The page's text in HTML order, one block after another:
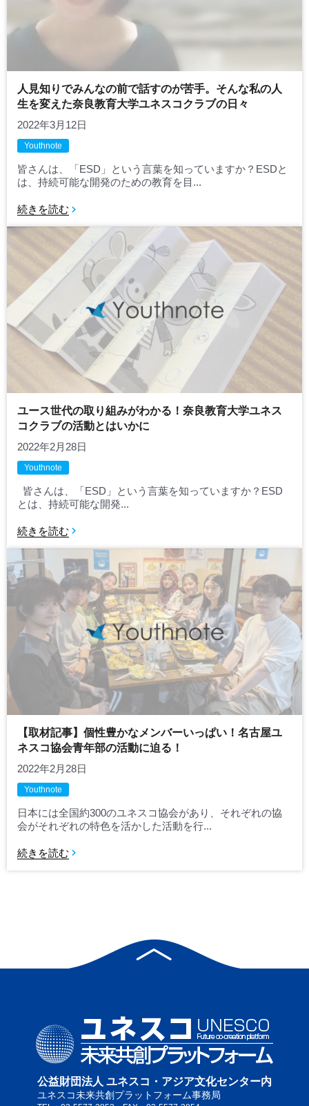
人見知りでみんなの前で話すのが苦手。そんな私の人
生を変えた奈良教育大学ユネスコクラブの日々
2022年3月12日
Youthnote
皆さんは、「ESD」という言葉を知っていますか？ESDと
は、持続可能な開発のための教育を目...
続きを読む
ユース世代の取り組みがわかる！奈良教育大学ユネス
コクラブの活動とはいかに
2022年2月28日
Youthnote
皆さんは、「ESD」という言葉を知っていますか？ESD
とは、持続可能な開発...
続きを読む
【取材記事】個性豊かなメンバーいっぱい！名古屋ユ
ネスコ協会青年部の活動に迫る！
2022年2月28日
Youthnote
日本には全国約300のユネスコ協会があり、それぞれの協
会がそれぞれの特色を活かした活動を行...
続きを読む
公益財団法人 ユネスコ・アジア文化センター内
ユネスコ未来共創プラットフォーム事務局